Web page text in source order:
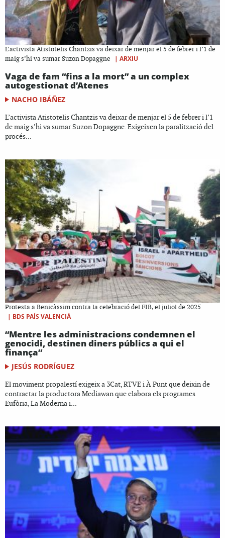
L’activista Atistotelis Chantzis va deixar de menjar el 5 de febrer i l’1 de
maig s’hi va sumar Suzon Dopaggne
| ARXIU
Vaga de fam “fins a la mort” a un complex
autogestionat d’Atenes
NACHO IBÁÑEZ
L’activista Atistotelis Chantzis va deixar de menjar el 5 de febrer i l’1
de maig s’hi va sumar Suzon Dopaggne. Exigeixen la paralització del
procés...
Protesta a Benicàssim contra la celebració del FIB, el juliol de 2025
| BDS PAÍS VALENCIÀ
“Mentre les administracions condemnen el
genocidi, destinen diners públics a qui el
finança”
JESÚS RODRÍGUEZ
El moviment propalestí exigeix a 3Cat, RTVE i À Punt que deixin de
contractar la productora Mediawan que elabora els programes
Eufòria, La Moderna i...